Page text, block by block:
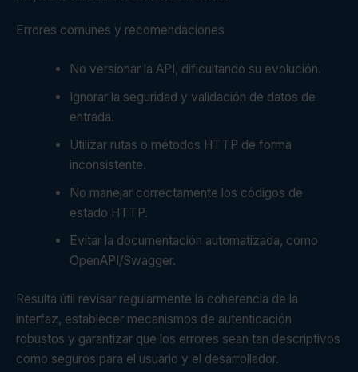
Errores comunes y recomendaciones
No versionar la API, dificultando su evolución.
Ignorar la seguridad y validación de datos de
entrada.
Utilizar rutas o métodos HTTP de forma
inconsistente.
No manejar correctamente los códigos de
estado HTTP.
Evitar la documentación automatizada, como
OpenAPI/Swagger.
Resulta útil revisar regularmente la coherencia de la
interfaz, establecer mecanismos de autenticación
robustos y garantizar que los errores sean tan descriptivos
como seguros para el usuario y el desarrollador.